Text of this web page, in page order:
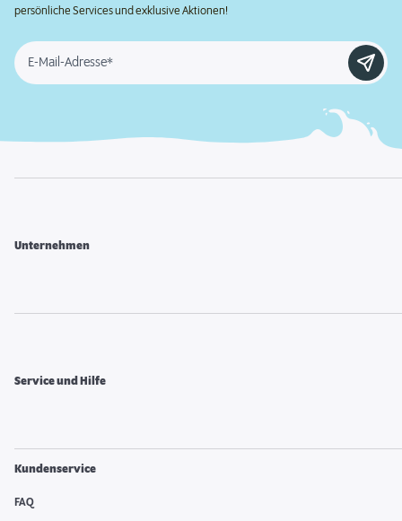
persönliche Services und exklusive Aktionen!
E-Mail-Adresse*
Unternehmen
Service und Hilfe
Kundenservice
FAQ